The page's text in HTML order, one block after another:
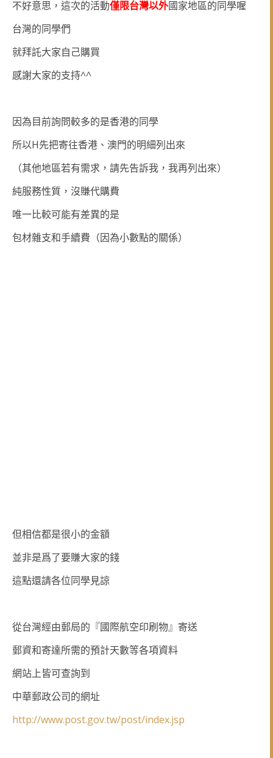
不好意思，這次的活動僅限台灣以外國家地區的同學喔
台灣的同學們
就拜託大家自己購買
感謝大家的支持^^
因為目前詢問較多的是香港的同學
所以H先把寄往香港、澳門的明細列出來
（其他地區若有需求，請先告訴我，我再列出來）
純服務性質，沒賺代購費
唯一比較可能有差異的是
包材雜支和手續費（因為小數點的關係）
但相信都是很小的金額
並非是爲了要賺大家的錢
這點還請各位同學見諒
從台灣經由郵局的『國際航空印刷物』寄送
郵資和寄達所需的預計天數等各項資料
網站上皆可查詢到
中華郵政公司的網址
http://www.post.gov.tw/post/index.jsp